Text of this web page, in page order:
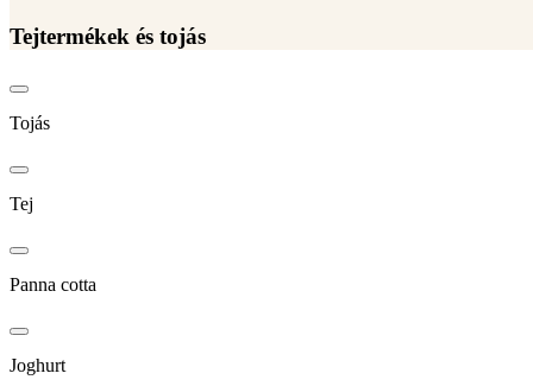
Tejtermékek és tojás
Tojás
Tej
Panna cotta
Joghurt